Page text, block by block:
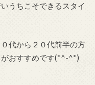
うちこそできるスタイ
代から２０代前半の方
がおすすめです(*^-^*)